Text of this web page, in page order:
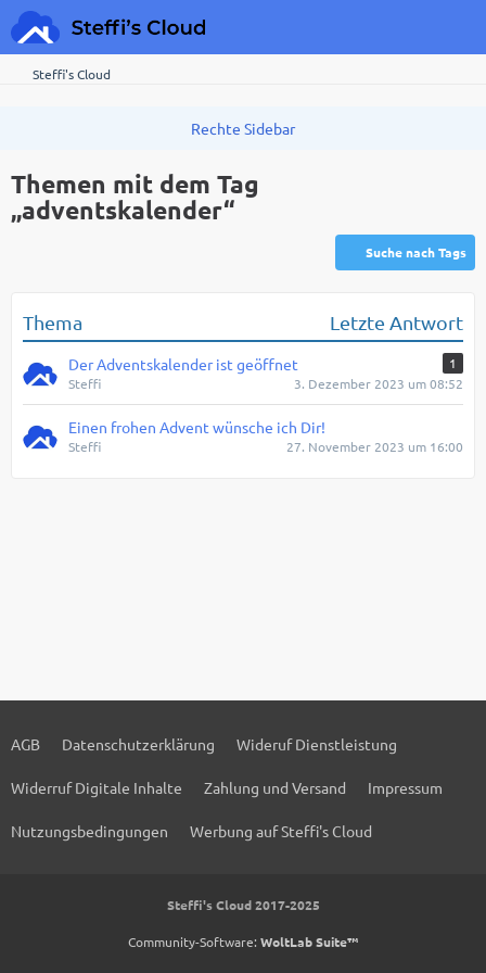
Steffi's Cloud
Themen mit dem Tag
„adventskalender“
Suche nach Tags
Thema Letzte Antwort
Der Adventskalender ist geöffnet
1
Steffi
3. Dezember 2023 um 08:52
Einen frohen Advent wünsche ich Dir!
Steffi 27. November 2023 um 16:00
AGB Datenschutzerklärung Wideruf Dienstleistung
Widerruf Digitale Inhalte Zahlung und Versand Impressum
Nutzungsbedingungen Werbung auf Steffi's Cloud
Steffi's Cloud 2017-2025
Community-Software: WoltLab Suite™